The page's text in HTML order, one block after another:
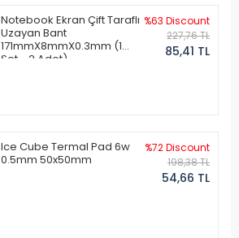
Notebook Ekran Çift Taraflı
Uzayan Bant
171mmX8mmX0.3mm (1
Set - 2 Adet)
%63 Discount
227,76 TL
85,41 TL
Ice Cube Termal Pad 6w
0.5mm 50x50mm
%72 Discount
198,38 TL
54,66 TL